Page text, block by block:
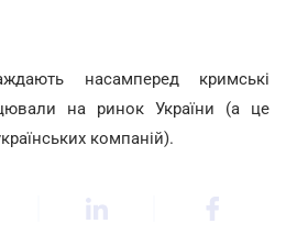
насамперед кримські
на ринок України (а це
компаній).